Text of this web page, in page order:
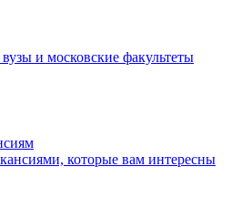
и московские факультеты
которые вам интересны